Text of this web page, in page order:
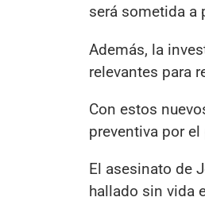
será sometida a
Además, la
relevantes para
Con estos
preventiva por
El asesinato de
hallado sin vida